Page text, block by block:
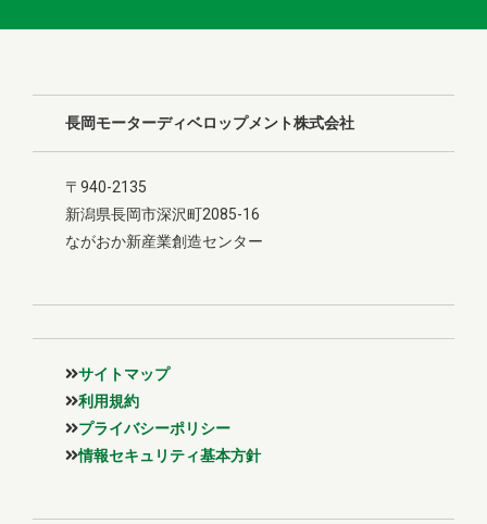
長岡モーターディベロップメント株式会社
〒940-2135
新潟県長岡市深沢町2085-16
ながおか新産業創造センター
サイトマップ
利用規約
プライバシーポリシー
情報セキュリティ基本方針